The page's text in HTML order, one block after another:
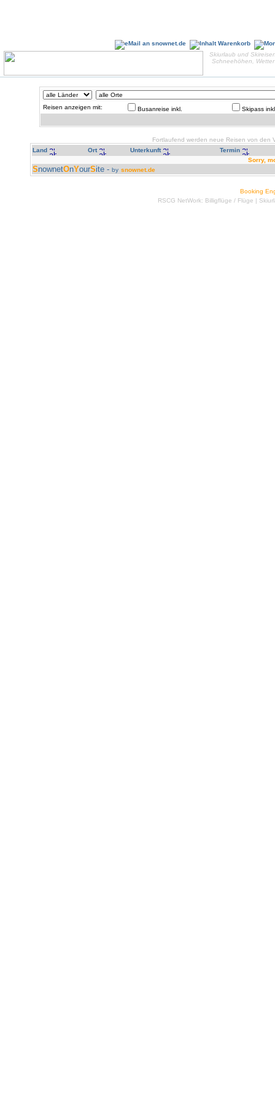
Skiurlaub und
Schneehöhen,
Reisen anzeigen mit: Busanreise inkl. Skipass
Fortlaufend werden neue Reisen von den
Land
Ort Unterkunft
Termin
Sorry,
SnownetOnYourSite - by snownet.de
Booking
RSCG NetWork: Billigflüge / Flüge |